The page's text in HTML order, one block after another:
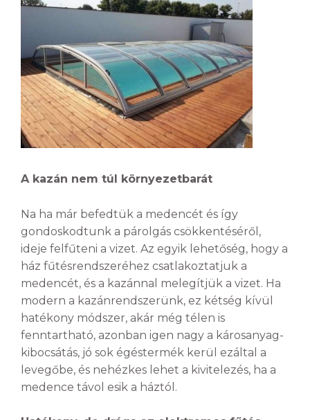
A kazán nem túl környezetbarát
Na ha már befedtük a medencét és így
gondoskodtunk a párolgás csökkentéséről,
ideje felfűteni a vizet. Az egyik lehetőség, hogy a
ház fűtésrendszeréhez csatlakoztatjuk a
medencét, és a kazánnal melegítjük a vizet. Ha
modern a kazánrendszerünk, ez kétség kívül
hatékony módszer, akár még télen is
fenntartható, azonban igen nagy a károsanyag-
kibocsátás, jó sok égéstermék kerül ezáltal a
levegőbe, és nehézkes lehet a kivitelezés, ha a
medence távol esik a háztól.